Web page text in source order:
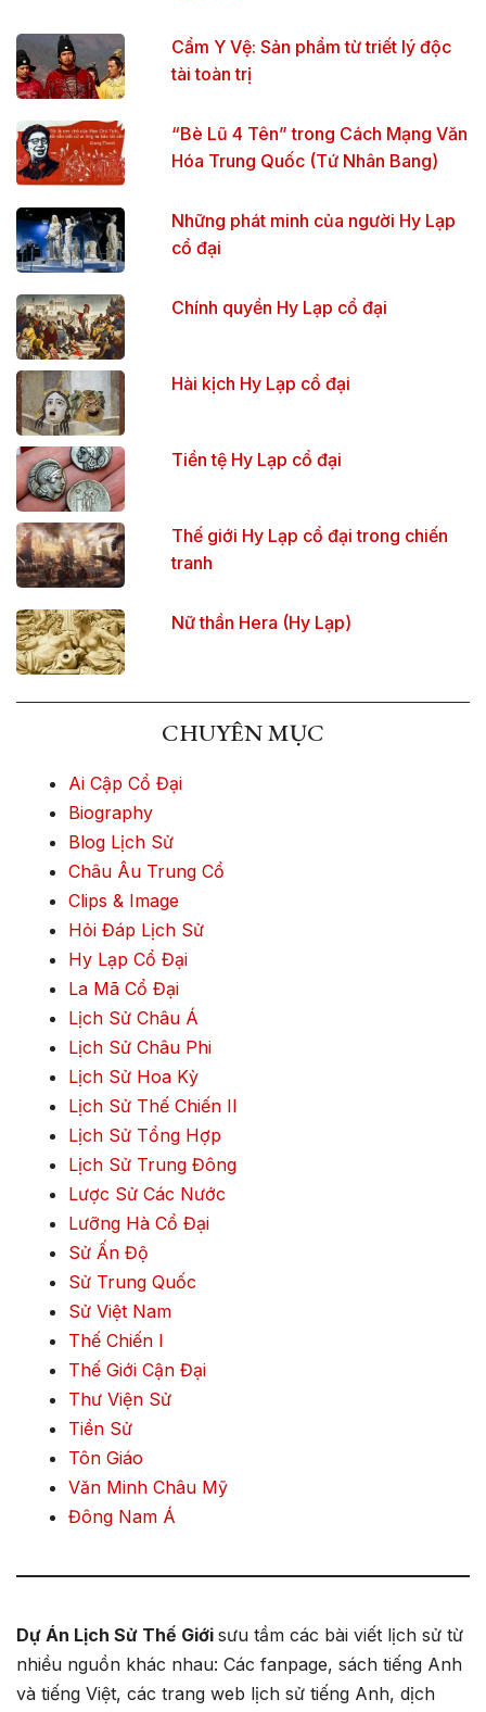
Cẩm Y Vệ: Sản phẩm từ triết lý độc
tài toàn trị
“Bè Lũ 4 Tên” trong Cách Mạng Văn
Hóa Trung Quốc (Tứ Nhân Bang)
Những phát minh của người Hy Lạp
cổ đại
Chính quyền Hy Lạp cổ đại
Hài kịch Hy Lạp cổ đại
Tiền tệ Hy Lạp cổ đại
Thế giới Hy Lạp cổ đại trong chiến
tranh
Nữ thần Hera (Hy Lạp)
CHUYÊN MỤC
Ai Cập Cổ Đại
Biography
Blog Lịch Sử
Châu Âu Trung Cổ
Clips & Image
Hỏi Đáp Lịch Sử
Hy Lạp Cổ Đại
La Mã Cổ Đại
Lịch Sử Châu Á
Lịch Sử Châu Phi
Lịch Sử Hoa Kỳ
Lịch Sử Thế Chiến II
Lịch Sử Tổng Hợp
Lịch Sử Trung Đông
Lược Sử Các Nước
Lưỡng Hà Cổ Đại
Sử Ấn Độ
Sử Trung Quốc
Sử Việt Nam
Thế Chiến I
Thế Giới Cận Đại
Thư Viện Sử
Tiền Sử
Tôn Giáo
Văn Minh Châu Mỹ
Đông Nam Á
Dự Án Lịch Sử Thế Giới sưu tầm các bài viết lịch sử từ
nhiều nguồn khác nhau: Các fanpage, sách tiếng Anh
và tiếng Việt, các trang web lịch sử tiếng Anh, dịch